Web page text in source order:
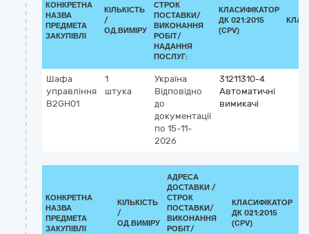
КОНКРЕТНА
НАЗВА
ПРЕДМЕТА
ЗАКУПІВЛІ
КІЛЬКІСТЬ
/
ОД.ВИМІРУ
СТРОК
ПОСТАВКИ/
ВИКОНАННЯ
РОБІТ/
НАДАННЯ
ПОСЛУГ:
КЛАСИФІКАТОР
ДК 021:2015
(CPV)
Шафа
управління
В2GH01
1
штука
Україна
Відповідно
до
документації
по 15-11-
2026
31211310-4
Автоматичні
вимикачі
КОНКРЕТНА
НАЗВА
ПРЕДМЕТА
ЗАКУПІВЛІ
КІЛЬКІСТЬ
/
ОД.ВИМІРУ
АДРЕСА
ДОСТАВКИ /
СТРОК
ПОСТАВКИ/
ВИКОНАННЯ
РОБІТ/
КЛАСИФІКАТОР
ДК 021:2015
(CPV)